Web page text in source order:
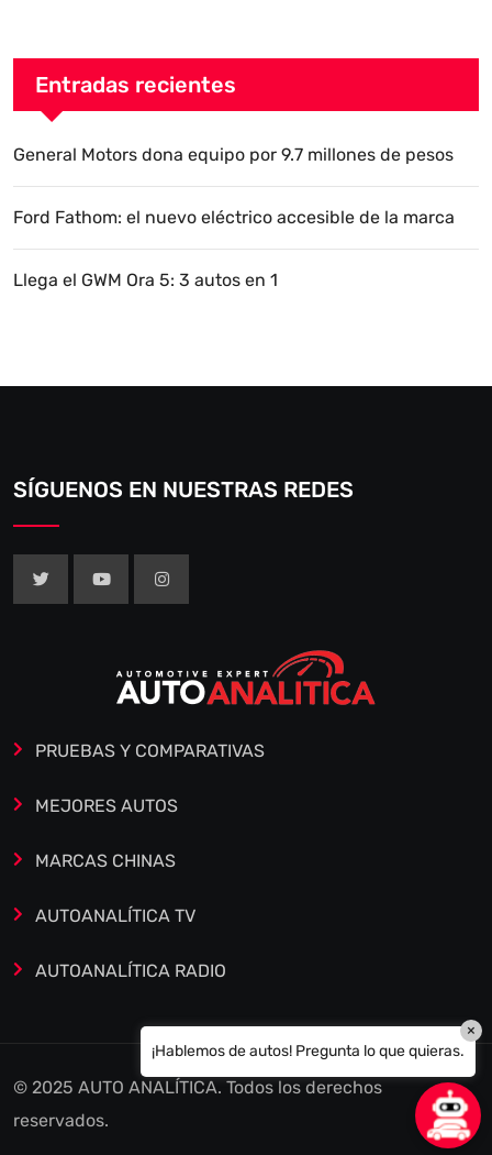
Entradas recientes
General Motors dona equipo por 9.7 millones de pesos
Ford Fathom: el nuevo eléctrico accesible de la marca
Llega el GWM Ora 5: 3 autos en 1
SÍGUENOS EN NUESTRAS REDES
PRUEBAS Y COMPARATIVAS
MEJORES AUTOS
MARCAS CHINAS
AUTOANALÍTICA TV
AUTOANALÍTICA RADIO
© 2025 AUTO ANALÍTICA. Todos los derechos
reservados.
¡Hablemos de autos! Pregunta lo que quieras.
×